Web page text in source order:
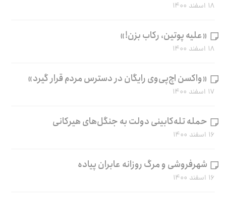
۱۸ اسفند ۱۴۰۰
«علیه پوتین، رکاب بزن!»
۱۸ اسفند ۱۴۰۰
«واکسن اچ‌پی‌وی رایگان در دسترس مردم قرار گیرد»
۱۷ اسفند ۱۴۰۰
حمله تله‌کابینی دولت به جنگل‌های هیرکانی
۱۶ اسفند ۱۴۰۰
شهرفروشی و مرگ روزانه عابران پیاده
۱۶ اسفند ۱۴۰۰